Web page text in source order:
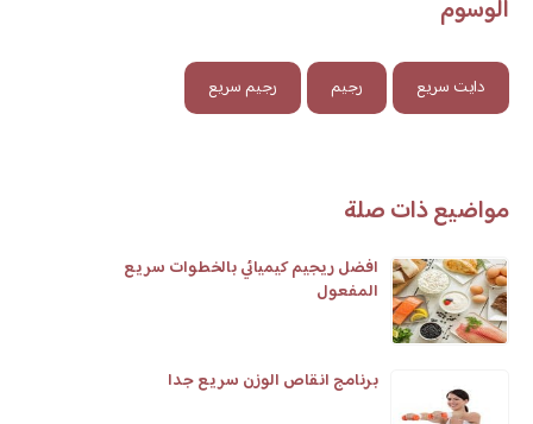
الوسوم
دايت سريع رجيم رجيم سريع
مواضيع ذات صلة
افضل ريجيم كيميائي بالخطوات سريع
المفعول
برنامج انقاص الوزن سريع جدا